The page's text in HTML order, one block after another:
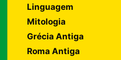
Linguagem
Mitologia
Grécia Antiga
Roma Antiga